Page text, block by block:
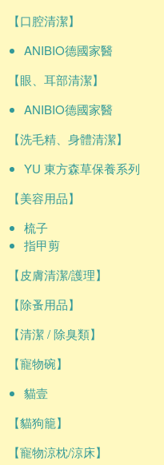
【口腔清潔】
ANIBIO德國家醫
【眼、耳部清潔】
ANIBIO德國家醫
【洗毛精、身體清潔】
YU 東方森草保養系列
【美容用品】
梳子
指甲剪
【皮膚清潔/護理】
【除蚤用品】
【清潔 / 除臭類】
【寵物碗】
貓壹
【貓狗籠】
【寵物涼枕/涼床】